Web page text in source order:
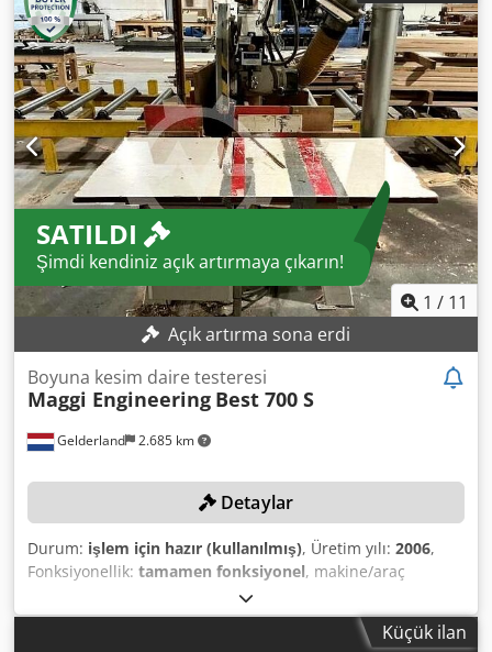
testereleri. Kaplama kesitleri: 180 x 220 mm, 150 x 300
mm. Bir operatör yeterlidir. Dcedpsytgr Eofx Amgsk
SATILDI
Şimdi kendiniz açık artırmaya çıkarın!
1 / 11
Açık artırma sona erdi
Gelderland 2.685 km
Boyuna kesim daire testeresi
Maggi Engineering Best 700 S
Detaylar
Durum: işlem için hazır (kullanılmış), Üretim yılı: 2006,
Fonksiyonellik: tamamen fonksiyonel, makine/araç
, kesme yüksekliği (maks.):
mm, kesme genişliği (maks.):470 mm, testere bıçağı çapı:
, Asgari fiyat yok – en yüksek
Küçük ilan